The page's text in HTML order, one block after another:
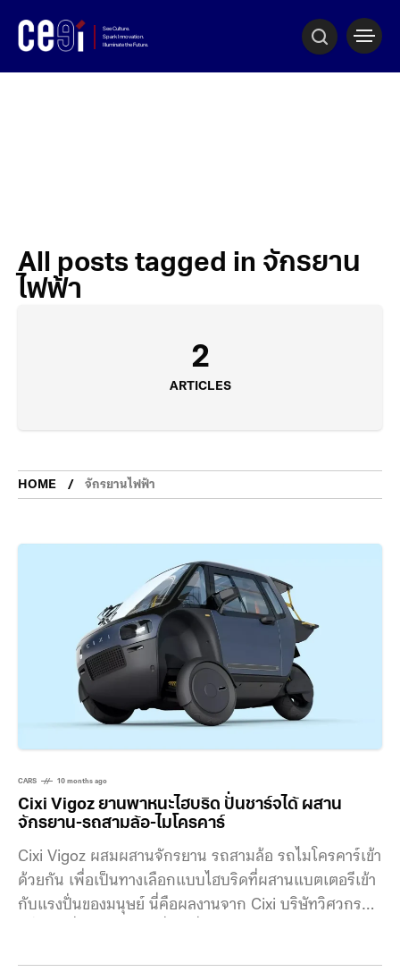
All posts tagged in จักรยาน
ไฟฟ้า
2
ARTICLES
HOME จักรยานไฟฟ้า
CARS 10 months ago
Cixi Vigoz ยานพาหนะไฮบริด ปั่นชาร์จได้ ผสาน
จักรยาน-รถสามล้อ-ไมโครคาร์
Cixi Vigoz ผสมผสานจักรยาน รถสามล้อ รถไมโครคาร์เข้า
ด้วยกัน เพื่อเป็นทางเลือกแบบไฮบริดที่ผสานแบตเตอรีเข้า
กับแรงปั่นของมนุษย์ นี่คือผลงานจาก Cixi บริษัทวิศวกรรม